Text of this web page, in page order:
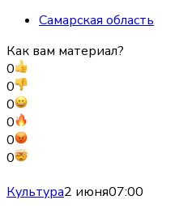
Самарская область
Как вам материал?
0
0
0
0
0
0
Культура2 июня07:00